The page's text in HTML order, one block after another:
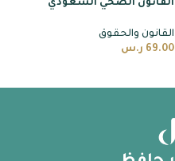
القانون الصحي السعودي
القانون والحقوق
69.00 ر.س